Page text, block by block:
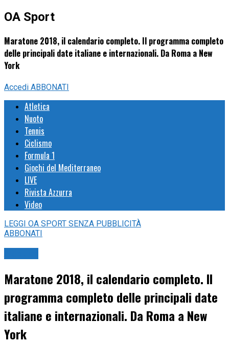
OA Sport
Maratone 2018, il calendario completo. Il programma completo
delle principali date italiane e internazionali. Da Roma a New
York
Accedi ABBONATI
Atletica
Nuoto
Tennis
Ciclismo
Formula 1
Giochi del Mediterraneo
LIVE
Rivista Azzurra
Video
LEGGI OA SPORT SENZA PUBBLICITÀ
ABBONATI
Maratone 2018, il calendario completo. Il
programma completo delle principali date
italiane e internazionali. Da Roma a New
York